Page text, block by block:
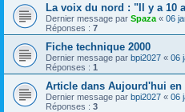
La voix du nord : "Il y a 10
Dernier message par Spaza « 06
Réponses : 7
Fiche technique 2000
Dernier message par bpi2027 « 06
Réponses : 1
Article dans Aujourd'hui en
Dernier message par bpi2027 « 06
Réponses : 3